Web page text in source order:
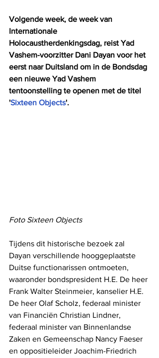
Volgende week, de week van
Internationale
Holocaustherdenkingsdag, reist Yad
Vashem-voorzitter Dani Dayan voor het
eerst naar Duitsland om in de Bondsdag
een nieuwe Yad Vashem
tentoonstelling te openen met de titel
'Sixteen Objects'.
Foto Sixteen Objects
Tijdens dit historische bezoek zal
Dayan verschillende hooggeplaatste
Duitse functionarissen ontmoeten,
waaronder bondspresident H.E. De heer
Frank Walter Steinmeier, kanselier H.E.
De heer Olaf Scholz, federaal minister
van Financiën Christian Lindner,
federaal minister van Binnenlandse
Zaken en Gemeenschap Nancy Faeser
en oppositieleider Joachim-Friedrich